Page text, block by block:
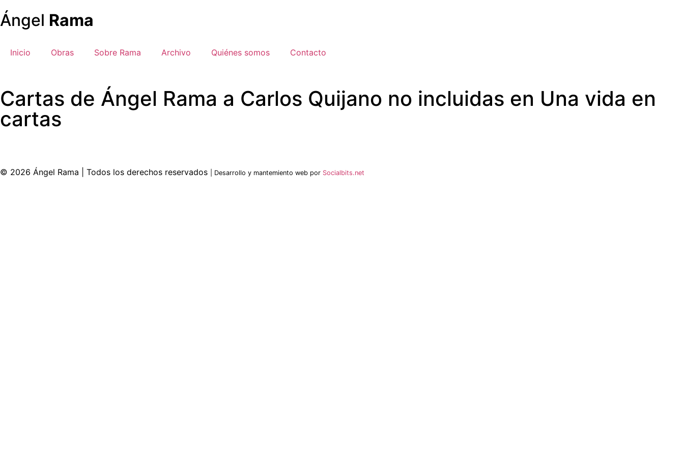
Ángel Rama
Inicio Obras Sobre Rama Archivo Quiénes somos Contacto
Cartas de Ángel Rama a Carlos Quijano no incluidas en Una vida en
cartas
© 2026 Ángel Rama | Todos los derechos reservados | Desarrollo y mantemiento web por Socialbits.net